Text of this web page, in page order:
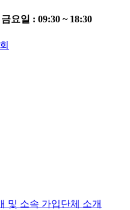
요일 : 09:30 ~ 18:30
및 소속 가입단체 소개